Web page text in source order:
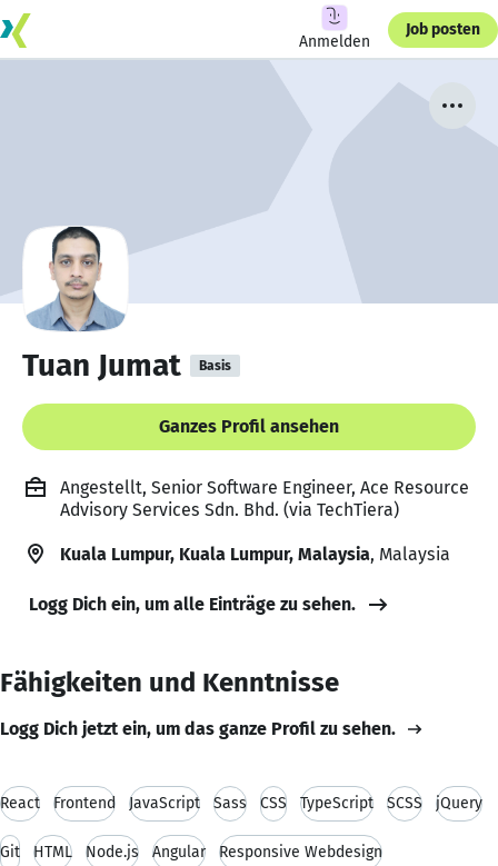
Anmelden
Job posten
Tuan Jumat Basis
Ganzes Profil ansehen
Angestellt, Senior Software Engineer, Ace Resource
Advisory Services Sdn. Bhd. (via TechTiera)
Kuala Lumpur, Kuala Lumpur, Malaysia, Malaysia
Logg Dich ein, um alle Einträge zu sehen.
Fähigkeiten und Kenntnisse
Logg Dich jetzt ein, um das ganze Profil zu sehen.
React Frontend JavaScript Sass CSS TypeScript SCSS jQuery
Git HTML Node.js Angular Responsive Webdesign